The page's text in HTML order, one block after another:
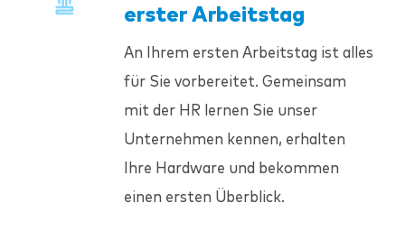
erster Arbeitstag
An Ihrem ersten Arbeitstag ist alles
für Sie vorbereitet. Gemeinsam
mit der HR lernen Sie unser
Unternehmen kennen, erhalten
Ihre Hardware und bekommen
einen ersten Überblick.